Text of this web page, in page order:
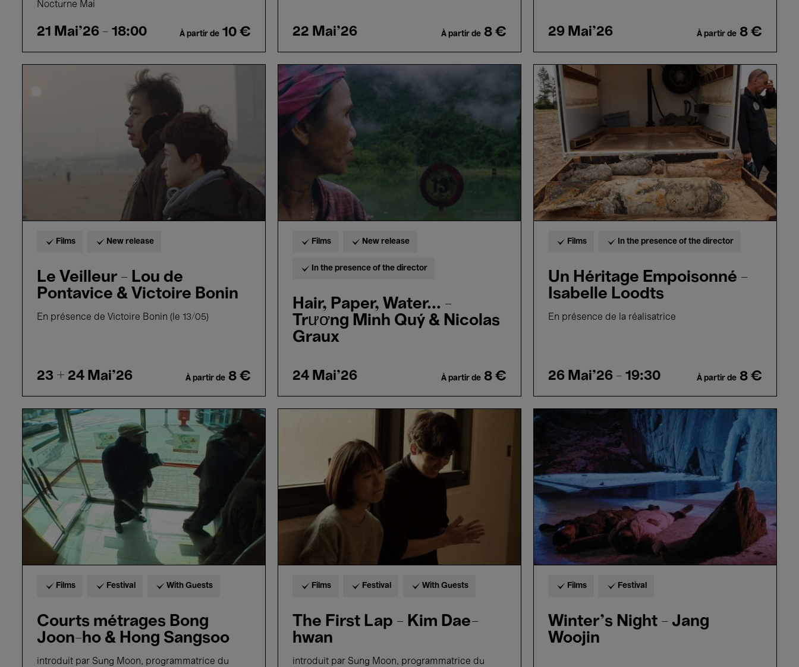
Nocturne Mai
21 Mai'26 - 18:00 À partir de 10 € 22 Mai'26 À partir de 8 € 29 Mai'26 À partir de 8 €
Films New release
Le Veilleur - Lou de
Pontavice & Victoire Bonin
En présence de Victoire Bonin (le 13/05)
23 + 24 Mai'26 À partir de 8 €
Hair,
Paper,
Water...
-
Trương
Minh
Quý
Films New release
In the presence of the director
Hair, Paper, Water... -
Trương Minh Quý & Nicolas
Graux
24 Mai'26 À partir de 8 €
Un
Héritage
Empoisonné
-
Isabelle
Loodts
Films In the presence of the director
Un Héritage Empoisonné -
Isabelle Loodts
En présence de la réalisatrice
26 Mai'26 - 19:30 À partir de 8 €
Courts
métrages
Bong
Joon-
ho
&
Hong
Sangsoo
Films Festival With Guests
Courts métrages Bong
Joon-ho & Hong Sangsoo
introduit par Sung Moon, programmatrice du
Films Festival With Guests
The First Lap - Kim Dae-
hwan
introduit par Sung Moon, programmatrice du
Winter's
Woojin
Films Festival
Winter's Night - Jang
Woojin